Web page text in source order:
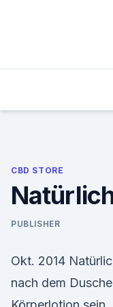
CBD STORE
PUBLISHER
Okt. 2014
nach dem